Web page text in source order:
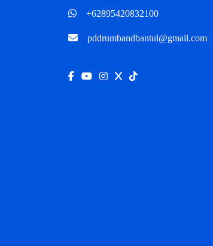
+62895420832100
pddrumbandbantul@gmail.com